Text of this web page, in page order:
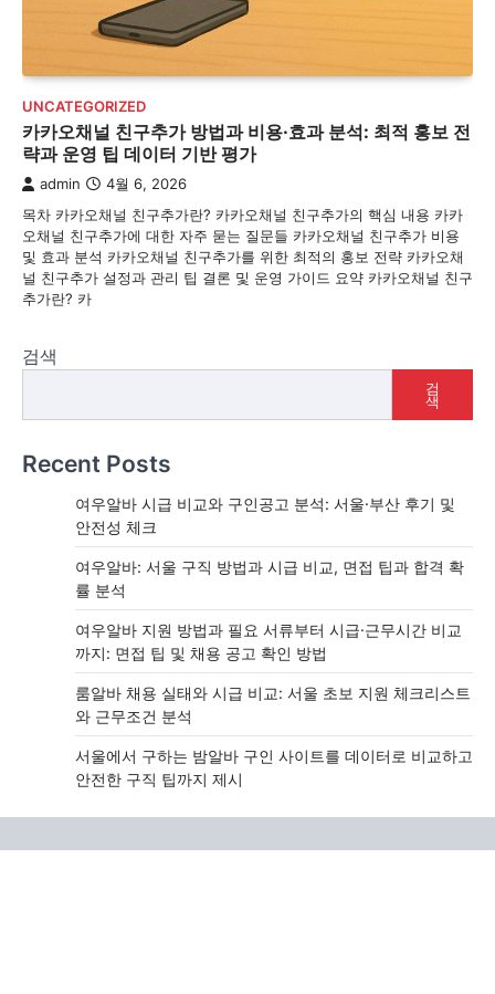
UNCATEGORIZED
카카오채널 친구추가 방법과 비용·효과 분석: 최적 홍보 전
략과 운영 팁 데이터 기반 평가
admin 4월 6, 2026
목차 카카오채널 친구추가란? 카카오채널 친구추가의 핵심 내용 카카
오채널 친구추가에 대한 자주 묻는 질문들 카카오채널 친구추가 비용
및 효과 분석 카카오채널 친구추가를 위한 최적의 홍보 전략 카카오채
널 친구추가 설정과 관리 팁 결론 및 운영 가이드 요약 카카오채널 친구
추가란? 카
검색
검
색
Recent Posts
여우알바 시급 비교와 구인공고 분석: 서울·부산 후기 및
안전성 체크
여우알바: 서울 구직 방법과 시급 비교, 면접 팁과 합격 확
률 분석
여우알바 지원 방법과 필요 서류부터 시급·근무시간 비교
까지: 면접 팁 및 채용 공고 확인 방법
룸알바 채용 실태와 시급 비교: 서울 초보 지원 체크리스트
와 근무조건 분석
서울에서 구하는 밤알바 구인 사이트를 데이터로 비교하고
안전한 구직 팁까지 제시